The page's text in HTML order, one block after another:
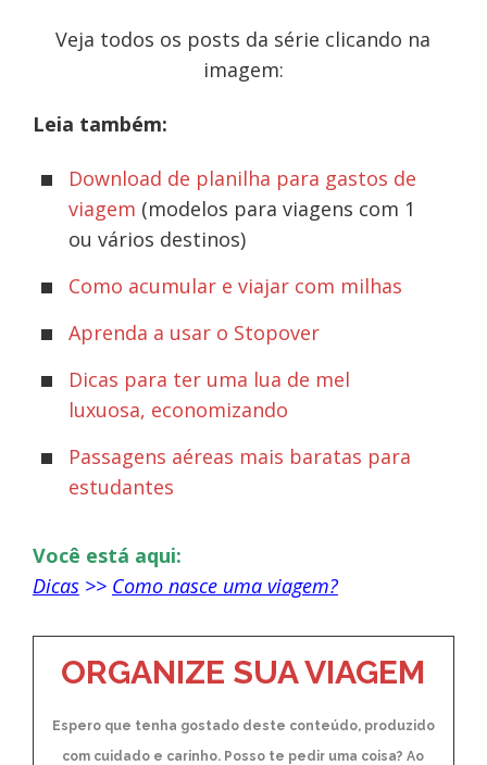
Veja todos os posts da série clicando na
imagem:
Leia também:
Download de planilha para gastos de
viagem (modelos para viagens com 1
ou vários destinos)
Como acumular e viajar com milhas
Aprenda a usar o Stopover
Dicas para ter uma lua de mel
luxuosa, economizando
Passagens aéreas mais baratas para
estudantes
Você está aqui:
Dicas>> Como nasce uma viagem?
ORGANIZE SUA VIAGEM
Espero que tenha gostado deste conteúdo, produzido
com cuidado e carinho. Posso te pedir uma coisa? Ao